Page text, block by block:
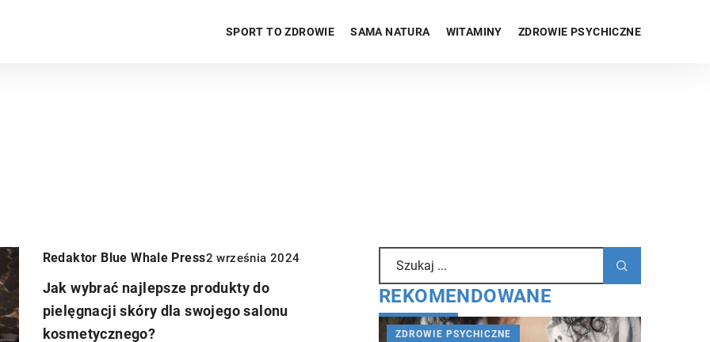
SPORT TO ZDROWIE SAMA NATURA WITAMINY ZDROWIE PSYCHICZNE
Redaktor Blue Whale Press2 września 2024
Jak wybrać najlepsze produkty do
pielęgnacji skóry dla swojego salonu
kosmetycznego?
REKOMENDOWANE
INNE ZDROWIE PSYCHICZNE